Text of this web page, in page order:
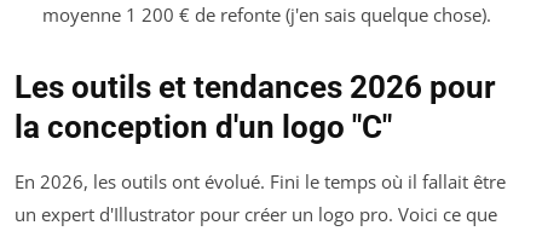
moyenne 1 200 € de refonte (j'en sais quelque chose).
Les outils et tendances 2026 pour
la conception d'un logo "C"
En 2026, les outils ont évolué. Fini le temps où il fallait être
un expert d'Illustrator pour créer un logo pro. Voici ce que